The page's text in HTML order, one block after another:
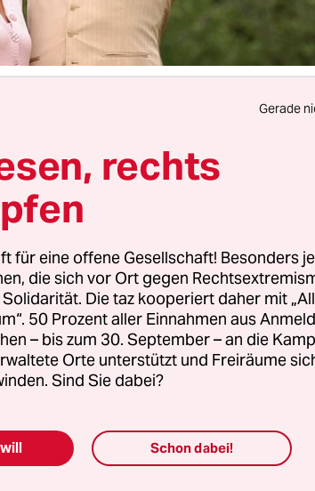
beiden sind seit über 20
seine zwei Söhne aus
gekauft.
Aber jetzt sieht Katrin
auch rechtlich Ja zu ihr
nichts ferner, als sich
Treue zu schwören. Vor
gewöhnlichen
– das war’s.
Gerade
rechts
für eine offene Gesellschaft! Besonders
die sich vor Ort gegen
Die taz kooperiert daher mit
50 Prozent aller Einnahmen aus
– bis zum 30. September – an die
Orte unterstützt und Freiräume
Sind Sie dabei?
Schon dabei!